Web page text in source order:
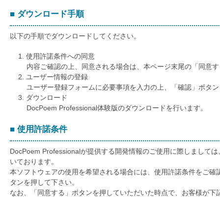
■ ダウンロード手順
以下の手順でダウンロードしてください。
使用許諾条件への同意
内容ご確認の上、同意される場合は、本ページ末尾の「同意
ユーザー情報の登録
ユーザー登録フォームに必要事項を入力の上、「確認」ボタ
ダウンロード
DocPoem Professional体験版のダウンロードを行います。
■ 使用許諾条件
DocPoem Professionalが提供する開発情報のご使用に際しまして
いております。
本ソフトウェアの使用を希望される場合には、使用許諾条件をご
タンを押して下さい。
なお、「同意する」ボタンを押していただいた時点で、お客様が